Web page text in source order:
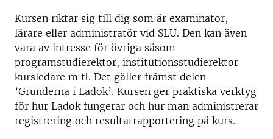
Kursen riktar sig till dig som är examinator,
lärare eller administratör vid SLU. Den kan även
vara av intresse för övriga såsom
programstudierektor, institutionsstudierektor
kursledare m fl. Det gäller främst delen
’Grunderna i Ladok’. Kursen ger praktiska verktyg
för hur Ladok fungerar och hur man administrerar
registrering och resultatrapportering på kurs.